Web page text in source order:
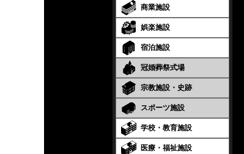
商業施設
娯楽施設
宿泊施設
冠婚葬祭式場
宗教施設・史跡
スポーツ施設
学校・教育施設
医療・福祉施設